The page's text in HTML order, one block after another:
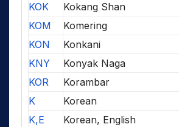
KOK
Kokang Shan
KOM
Komering
KON
Konkani
KNY
Konyak Naga
KOR
Korambar
K
Korean
K,E
Korean, English